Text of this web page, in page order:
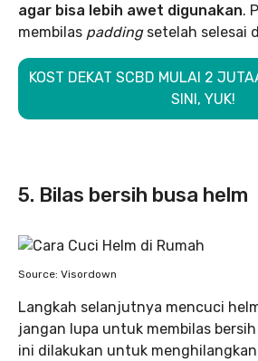
agar bisa lebih awet digunakan.
membilas paddingsetelah selesai
KOST DEKAT SCBD MULAI 2
SINI, YUK!
5. Bilas bersih busa helm
Source: Visordown
Langkah selanjutnya mencuci
jangan lupa untuk membilas
ini dilakukan untuk